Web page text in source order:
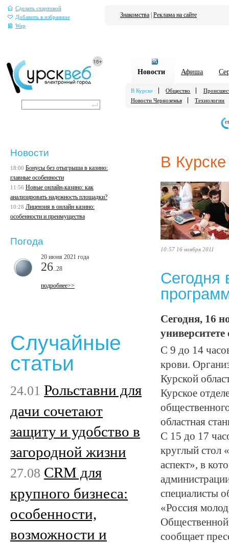
Сделать стартовой
Добавить в избранное
Wap
Знакомства Реклама на сайте
Новости Афиша
В Курске Общество
Новости Черноземья
Технологии
В Курске
10:57 16 ноября 2011
Сегодня
Сегодня, 16
С 9 до 14
крови.
Курской
Курское
областная
С 15 до 17
круглый стол
аспект», в
специалисты
«Россия
сообщает
Новости
18:00 Бонусы без отыгрыша в казино:
главные особенности
11:56 Новые онлайн-казино: как
анализировать надежность площадки?
10:28 Лицензия в онлайн казино:
особенности и преимущества
Погода
20 июня 2021 года
26 ..28
подробнее>>
Случайные
статьи
24.01 Рольставни для
дачи сочетают
защиту и удобство в
загородной жизни
27.08 CRM для
крупного бизнеса:
особенности,
возможности и